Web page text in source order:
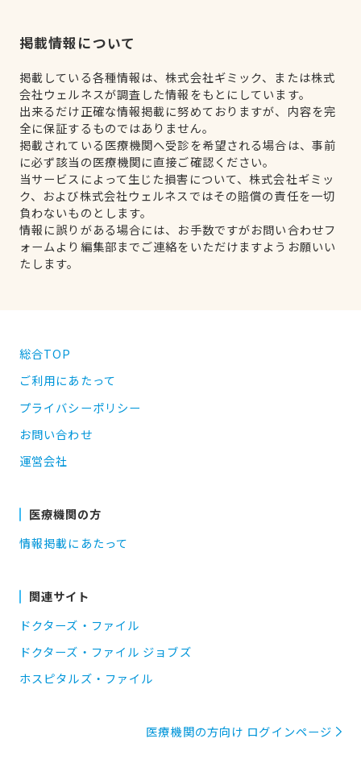
掲載情報について
掲載している各種情報は、株式会社ギミック、または株式
会社ウェルネスが調査した情報をもとにしています。
出来るだけ正確な情報掲載に努めておりますが、内容を完
全に保証するものではありません。
掲載されている医療機関へ受診を希望される場合は、事前
に必ず該当の医療機関に直接ご確認ください。
当サービスによって生じた損害について、株式会社ギミッ
ク、および株式会社ウェルネスではその賠償の責任を一切
負わないものとします。
情報に誤りがある場合には、お手数ですがお問い合わせフ
ォームより編集部までご連絡をいただけますようお願いい
たします。
総合TOP
ご利用にあたって
プライバシーポリシー
お問い合わせ
運営会社
医療機関の方
情報掲載にあたって
関連サイト
ドクターズ・ファイル
ドクターズ・ファイル ジョブズ
ホスピタルズ・ファイル
医療機関の方向け ログインページ